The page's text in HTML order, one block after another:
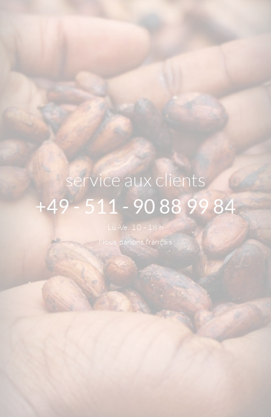
service aux clients
+49 - 511 - 90 88 99 84
Lu.-Ve. 10 - 18 h
Nous parlons français